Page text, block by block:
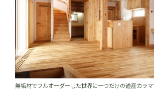
無垢材でフルオーダーした世界に一つだけの道産カラ